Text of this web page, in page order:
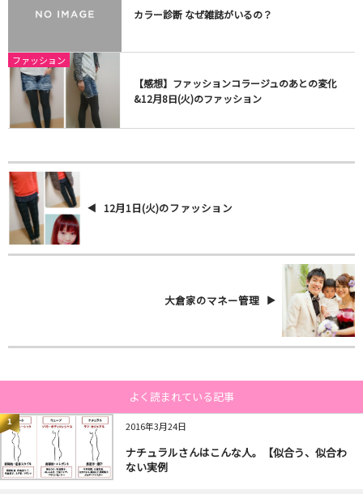
カラー診断 なぜ雑誌がいるの？
ファッション
【感想】ファッションコラージュのあとの変化
&12月8日(火)のファッション
12月1日(火)のファッション
大倉家のマネー管理
よく読まれている記事
1 2016年3月24日
ナチュラルさんはこんな人。【似合う、似合わ
ない実例